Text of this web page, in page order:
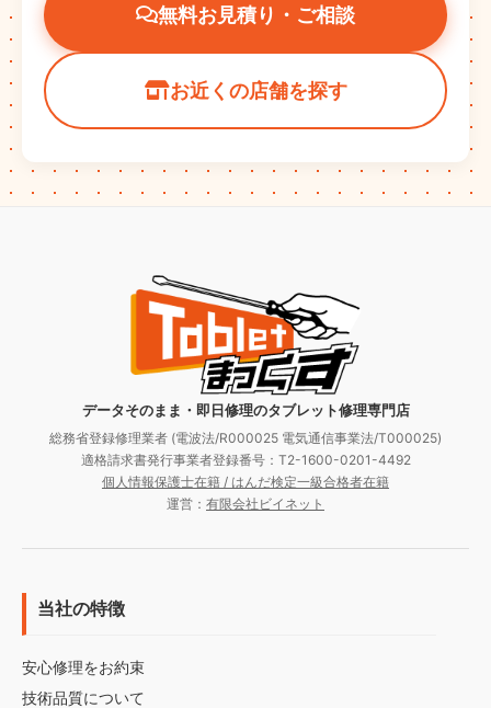
無料お見積り・ご相談
お近くの店舗を探す
データそのまま・即日修理のタブレット修理専門店
総務省登録修理業者 (電波法/R000025 電気通信事業法/T000025)
適格請求書発行事業者登録番号：T2-1600-0201-4492
個人情報保護士在籍 / はんだ検定一級合格者在籍
運営： 有限会社ビイネット
当社の特徴
安心修理をお約束
技術品質について